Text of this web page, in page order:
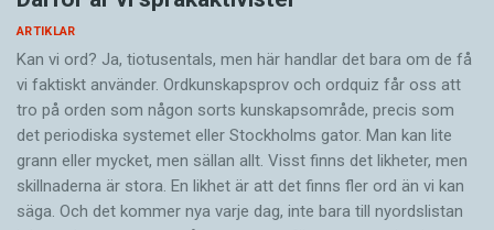
ARTIKLAR
Kan vi ord? Ja, tiotusentals, men här handlar det bara om de få
vi faktiskt använder. Ordkunskapsprov och ordquiz får oss att
tro på orden som någon sorts kunskapsområde, precis som
det periodiska systemet eller Stockholms gator. Man kan lite
grann eller mycket, men sällan allt. Visst finns det likheter, men
skillnaderna är stora. En likhet är att det finns fler ord än vi kan
säga. Och det kommer nya varje dag, inte bara till nyordslistan